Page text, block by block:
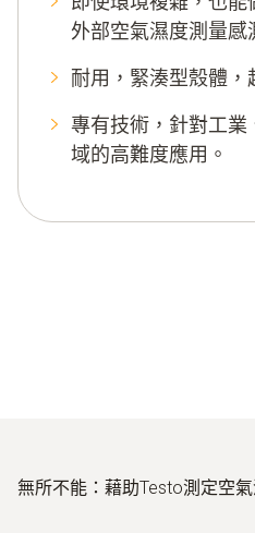
外部空氣濕度測量感
耐用，緊湊型殼體，
專有技術，針對工
域的高難度應用。
無所不能：藉助Testo測定空